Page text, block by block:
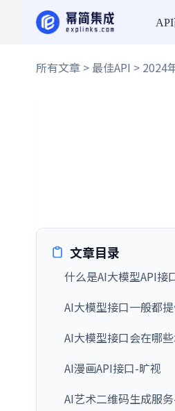
所有文章 > 最佳API > 2024
文章目录
什么是AI大模型API接
AI大模型接口一般都提
AI大模型接口会在哪些
AI漫画API接口-旷视
AI艺术二维码生成服